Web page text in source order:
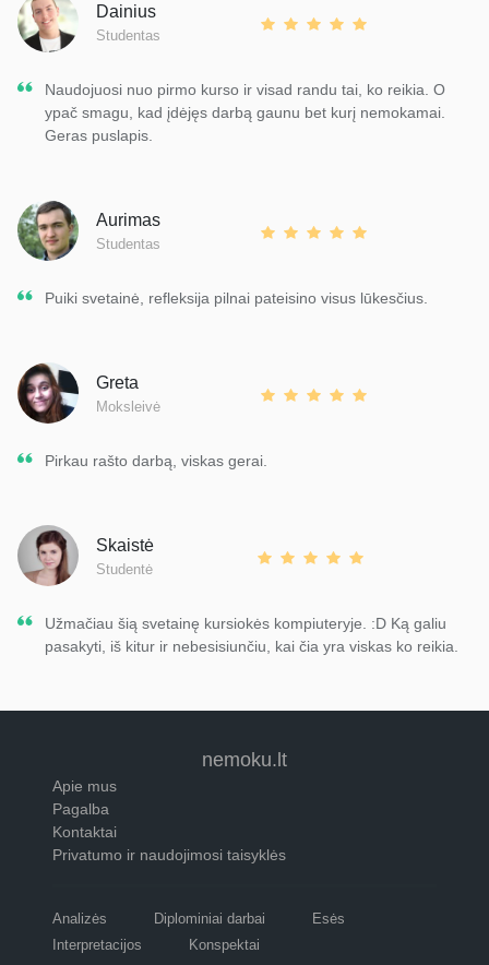
Dainius
Studentas
Naudojuosi nuo pirmo kurso ir visad randu tai, ko reikia. O
ypač smagu, kad įdėjęs darbą gaunu bet kurį nemokamai.
Geras puslapis.
Aurimas
Studentas
Puiki svetainė, refleksija pilnai pateisino visus lūkesčius.
Greta
Moksleivė
Pirkau rašto darbą, viskas gerai.
Skaistė
Studentė
Užmačiau šią svetainę kursiokės kompiuteryje. :D Ką galiu
pasakyti, iš kitur ir nebesisiunčiu, kai čia yra viskas ko reikia.
nemoku.lt
Apie mus
Pagalba
Kontaktai
Privatumo ir naudojimosi taisyklės
Analizės Diplominiai darbai
Esės
Interpretacijos
Konspektai